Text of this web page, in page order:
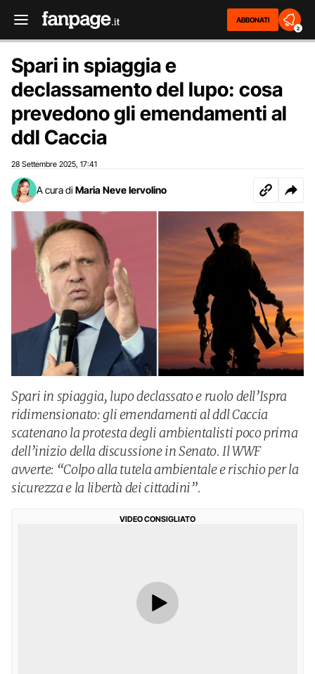
ABBONATI
2
Spari in spiaggia e
declassamento del lupo: cosa
prevedono gli emendamenti al
ddl Caccia
28 Settembre 2025 17:41
A cura di Maria Neve Iervolino
Spari in spiaggia, lupo declassato e ruolo dell’Ispra
ridimensionato: gli emendamenti al ddl Caccia
scatenano la protesta degli ambientalisti poco prima
dell’inizio della discussione in Senato. Il WWF
avverte: “Colpo alla tutela ambientale e rischio per la
sicurezza e la libertà dei cittadini”.
VIDEO CONSIGLIATO